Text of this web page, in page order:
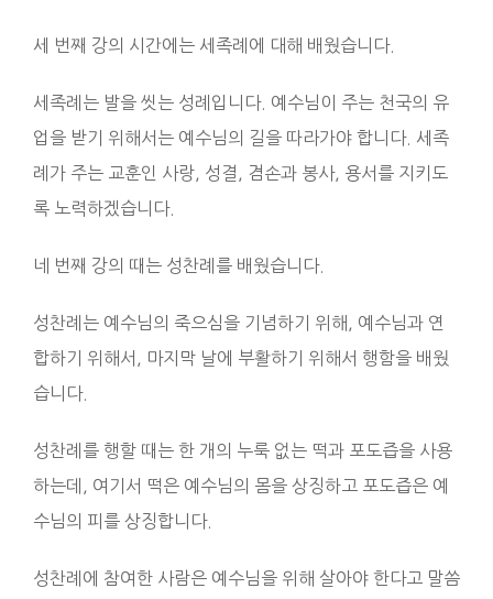
세 번째 강의 시간에는 세족례에 대해 배웠습니다.
세족례는 발을 씻는 성례입니다. 예수님이 주는 천국의 유
업을 받기 위해서는 예수님의 길을 따라가야 합니다. 세족
례가 주는 교훈인 사랑, 성결, 겸손과 봉사, 용서를 지키도
록 노력하겠습니다.
네 번째 강의 때는 성찬례를 배웠습니다.
성찬례는 예수님의 죽으심을 기념하기 위해, 예수님과 연
합하기 위해서, 마지막 날에 부활하기 위해서 행함을 배웠
습니다.
성찬례를 행할 때는 한 개의 누룩 없는 떡과 포도즙을 사용
하는데, 여기서 떡은 예수님의 몸을 상징하고 포도즙은 예
수님의 피를 상징합니다.
성찬례에 참여한 사람은 예수님을 위해 살아야 한다고 말씀